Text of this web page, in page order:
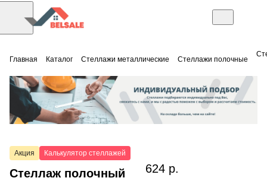
Главная Каталог Стеллажи металлические Стеллажи полочные
Акция Калькулятор стеллажей
Стеллаж полочный
624 р.